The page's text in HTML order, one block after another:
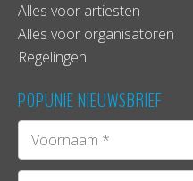
Alles voor artiesten
Alles voor organisatoren
Regelingen
POPUNIE NIEUWSBRIEF